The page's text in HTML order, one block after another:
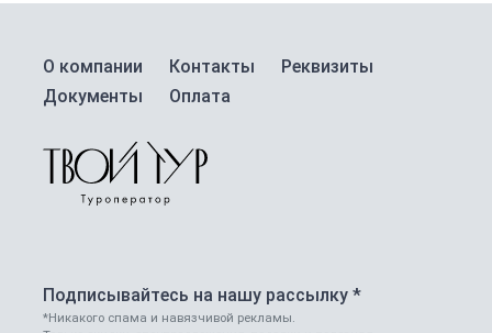
Подписывайтесь на нашу рассылку *
*Никакого спама и навязчивой рекламы.
О компании Контакты
Реквизиты
Документы
Оплата